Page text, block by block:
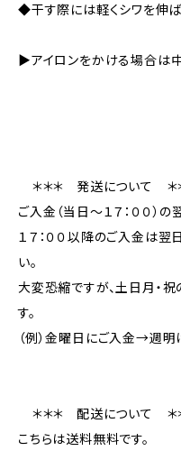
◆干す際には軽くシワを伸ば
▶︎アイロンをかける場合は中
＊＊＊ 発送について ＊
ご入金（当日〜１７：００）
１７：００以降のご入金は翌
い。
大変恐縮ですが、土日月・
す。
（例）金曜日にご入金→週明
＊＊＊ 配送について ＊
こちらは送料無料です。